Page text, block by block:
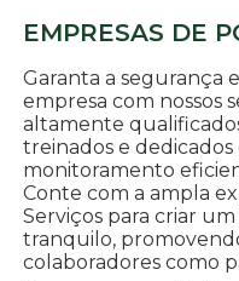
EMPRESAS DE
Garanta a segurança
empresa com nossos
altamente
treinados e
monitoramento
Conte com a ampla
Serviços para criar
tranquilo,
colaboradores como